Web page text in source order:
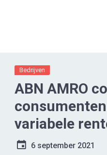
Bedrijven
ABN AMRO
variabele
over6 september 2021